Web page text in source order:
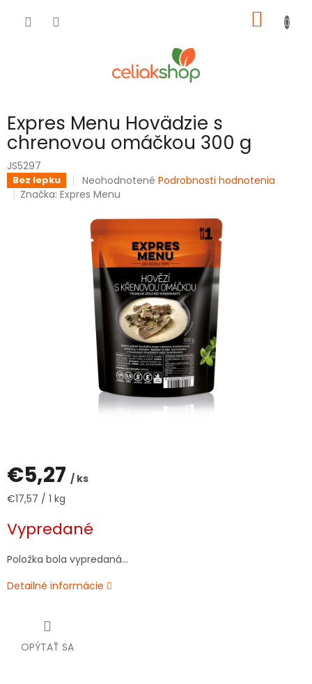
KOŠÍK
Expres Menu Hovädzie s
chrenovou omáčkou 300 g
JS5297
Bez lepku
Priemerné
hodnotenie
0,0
hviezdičiek.
Neohodnotené Podrobnosti hodnotenia
Značka:Expres Menu
€5,27 / ks
Jednotková
€17,57 / 1 kg
Vypredané
Položka bola vypredaná…
Detailné informácie
OPÝTAŤ SA